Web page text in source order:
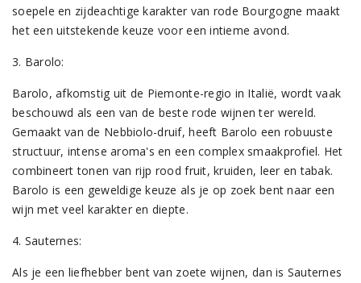
soepele en zijdeachtige karakter van rode Bourgogne maakt
het een uitstekende keuze voor een intieme avond.
3. Barolo:
Barolo, afkomstig uit de Piemonte-regio in Italië, wordt vaak
beschouwd als een van de beste rode wijnen ter wereld.
Gemaakt van de Nebbiolo-druif, heeft Barolo een robuuste
structuur, intense aroma's en een complex smaakprofiel. Het
combineert tonen van rijp rood fruit, kruiden, leer en tabak.
Barolo is een geweldige keuze als je op zoek bent naar een
wijn met veel karakter en diepte.
4. Sauternes:
Als je een liefhebber bent van zoete wijnen, dan is Sauternes